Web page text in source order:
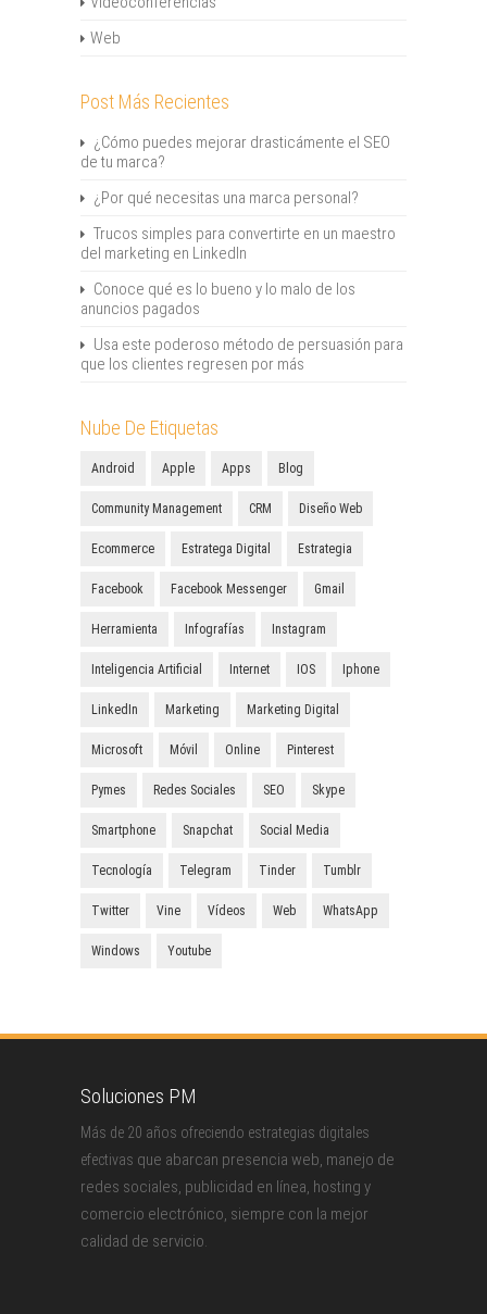
Web
Post Más Recientes
¿Cómo puedes mejorar drasticámente el SEO
de tu marca?
¿Por qué necesitas una marca personal?
Trucos simples para convertirte en un maestro
del marketing en LinkedIn
Conoce qué es lo bueno y lo malo de los
anuncios pagados
Usa este poderoso método de persuasión para
que los clientes regresen por más
Nube De Etiquetas
Android Apple Apps Blog
Community Management CRM Diseño Web
Ecommerce Estratega Digital Estrategia
Facebook Facebook Messenger Gmail
Herramienta Infografías Instagram
Inteligencia Artificial Internet IOS Iphone
LinkedIn Marketing Marketing Digital
Microsoft Móvil Online Pinterest
Pymes Redes Sociales SEO Skype
Smartphone Snapchat Social Media
Tecnología Telegram Tinder Tumblr
Twitter Vine Vídeos Web WhatsApp
Windows Youtube
Soluciones PM
Más de 20 años ofreciendo estrategias digitales
efectivas que abarcan presencia web, manejo de
redes sociales, publicidad en línea, hosting y
comercio electrónico, siempre con la mejor
calidad de servicio.